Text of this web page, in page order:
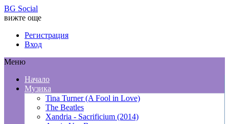
BG Social
вижте още
Регистрация
Вход
Меню
Начало
Музика
Tina Turner (A Fool in Love)
The Beatles
Xandria - Sacrificium (2014)